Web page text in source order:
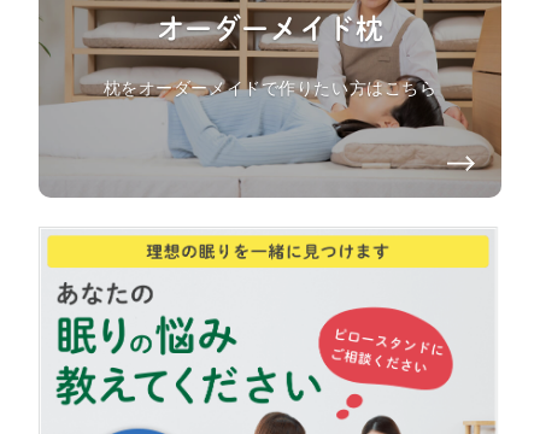
オーダーメイド枕
枕をオーダーメイドで作りたい方はこちら